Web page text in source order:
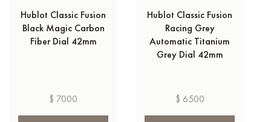
Hublot Classic Fusion
Black Magic Carbon
Fiber Dial 42mm
$ 7000
Hublot Classic Fusion
Racing Grey
Automatic Titanium
Grey Dial 42mm
$ 6500